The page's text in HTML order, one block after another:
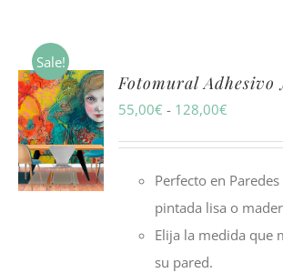
Sale!
SELECCIONAR
OPCIONES
ESTE
PRODUCTO
TIENE
MÚLTIPLES
Fotomural Adhesivo
55,00€ - 128,00€
desde
55,00€
hasta
Perfecto en
pintada lisa o
Elija la medida que
su pared.